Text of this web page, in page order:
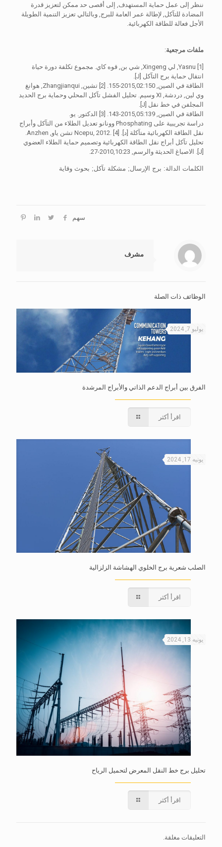
ننظر إلى عمل حماية المستهدف, إلى أقصى حد ممكن لتعزيز قدرة
المضادة للتآكل, لإطالة عمر العامة للبرج, وبالتالي تعزيز التنمية الطويلة
الأجل فعالة للطاقة الكهربائية.
ملفات مرجعية:
[1] Yasnu, لي Xingeng, شي بن, قوه كاي. مجموع تكلفة دورة حياة
انتقال حماية برج التآكل [J].
الطاقة في الصين, 2015,02:150-155. [2] تشين, Zhangjianqui, هوانغ
وي لين, دردشة, XI وسيم. تحليل الفشل تآكل المحلي وحماية برج الحديد
المجلفن في خط نقل [J].
الطاقة في الصين, 2015,05:139-143. [3] الدكتور. يو.
دراسة تجريبية على Phosphating وونانو تعديل الطلاء من التآكل وأبراج
نقل الطاقة الكهربائية متآكلة [د]. Ncepu, 2012. [4] تشن ياو, Anzhen.
تحليل تآكل أبراج نقل الطاقة الكهربائية وتصميم حماية الطلاء العضوي
الكلمات الدالة: برج الإرسال; مشكلة تآكل; بحوث وقاية
سهم
مشرف
الوظائف ذات الصلة
يوليو 7, 2024
الفرق بين أبراج الدعم الذاتي والأبراج المرشدة
اقرأ أكثر
يونيه 17, 2024
الصلب شعرية برج الخلوي الهشاشة الزلزالية
اقرأ أكثر
يونيه 13, 2024
تحليل برج خط النقل المعرض لتحميل الرياح
اقرأ أكثر
التعليقات مغلقة.